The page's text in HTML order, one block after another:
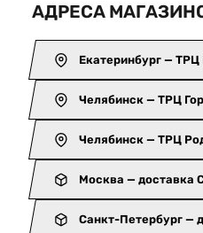
АДРЕСА
Екатеринбург — ТРЦ
Челябинск — ТРЦ
Челябинск — ТРЦ
Москва — доставка
Санкт-Петербург —